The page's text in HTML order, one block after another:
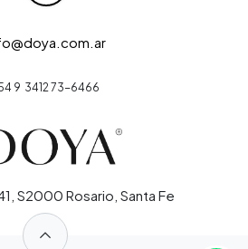
S2000 Rosario, Santa Fe
9 3412 73-6466